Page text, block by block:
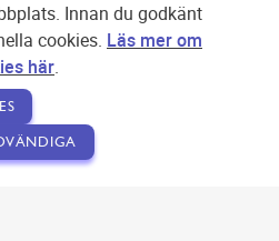
Innan du godkänt
cookies. Läs mer om
här.